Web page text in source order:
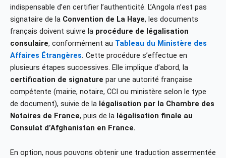
indispensable d’en certifier l’authenticité. L’Angola n’est pas
signataire de la Convention de La Haye, les documents
français doivent suivre la procédure de légalisation
consulaire, conformément au Tableau du Ministère des
Affaires Étrangères. Cette procédure s’effectue en
plusieurs étapes successives. Elle implique d’abord, la
certification de signature par une autorité française
compétente (mairie, notaire, CCI ou ministère selon le type
de document), suivie de la légalisation par la Chambre des
Notaires de France, puis de la légalisation finale au
Consulat d’Afghanistan en France.
En option, nous pouvons obtenir une traduction assermentée